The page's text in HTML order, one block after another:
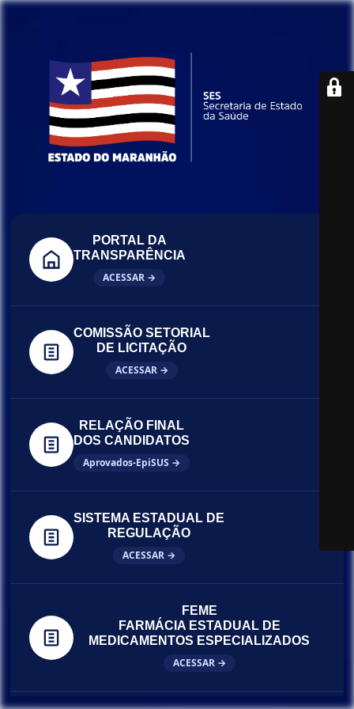
PORTAL DA
TRANSPARÊNCIA
ACESSAR →
COMISSÃO SETORIAL
DE LICITAÇÃO
ACESSAR →
RELAÇÃO FINAL
DOS CANDIDATOS
Aprovados-EpiSUS →
SISTEMA ESTADUAL DE
REGULAÇÃO
ACESSAR →
FEME
FARMÁCIA ESTADUAL DE
MEDICAMENTOS ESPECIALIZADOS
ACESSAR →